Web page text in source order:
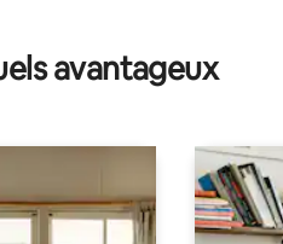
commentaires : 4,97 sur 5
avantageux